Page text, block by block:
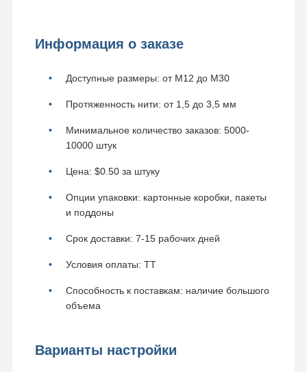
Информация о заказе
Доступные размеры: от M12 до M30
Протяженность нити: от 1,5 до 3,5 мм
Минимальное количество заказов: 5000-
10000 штук
Цена: $0.50 за штуку
Опции упаковки: картонные коробки, пакеты
и поддоны
Срок доставки: 7-15 рабочих дней
Условия оплаты: TT
Способность к поставкам: наличие большого
объема
Варианты настройки